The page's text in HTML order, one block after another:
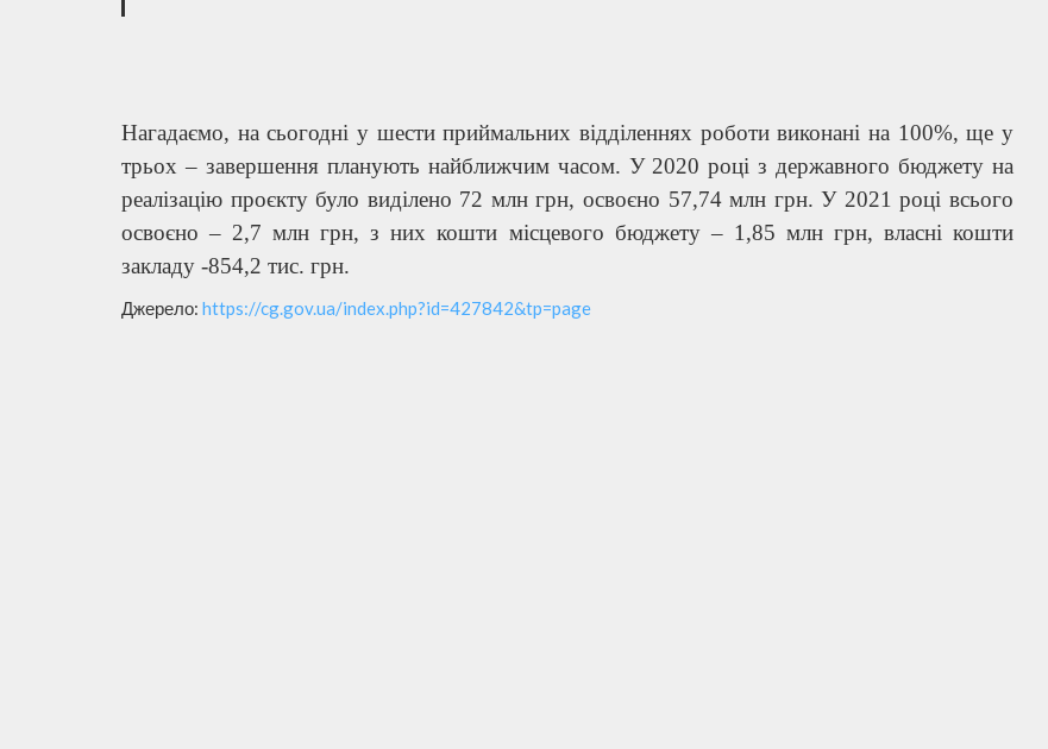
Нагадаємо, на сьогодні у шести приймальних відділеннях роботи виконані на 100%, ще у
трьох – завершення планують найближчим часом. У 2020 році з державного бюджету на
реалізацію проєкту було виділено 72 млн грн, освоєно 57,74 млн грн. У 2021 році всього
освоєно – 2,7 млн грн, з них кошти місцевого бюджету – 1,85 млн грн, власні кошти
закладу -854,2 тис. грн.
Джерело: https://cg.gov.ua/index.php?id=427842&tp=page